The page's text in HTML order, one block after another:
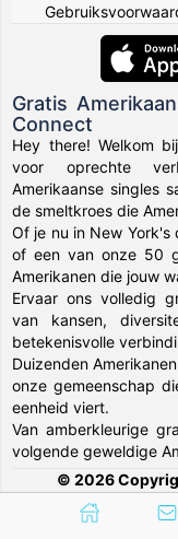
Gratis
Connect
Hey there! Welkom
voor oprechte
Amerikaanse singles
de smeltkroes die
Of je nu in New York's
of een van onze 50
Amerikanen die jouw
Ervaar ons volledig
van kansen,
betekenisvolle
Duizenden
onze gemeenschap
eenheid viert.
Van amberkleurige
volgende geweldige
© 2026